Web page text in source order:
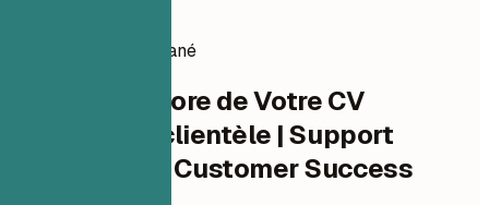
Score de CV instantané
Vérifiez le Score de Votre CV
Conseillère clientèle | Support
technique et Customer Success